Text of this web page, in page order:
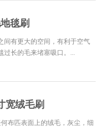
毯刷
间有更大的空间，有利于空气
过长的毛来堵塞吸口。...
宽绒毛刷
布匹表面上的绒毛，灰尘，细